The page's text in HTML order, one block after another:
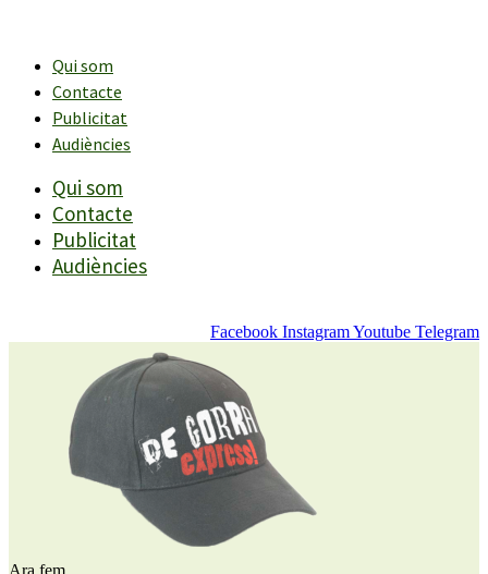
contingutQui som
Contacte
Publicitat
Audiències
Qui som
Contacte
Publicitat
Audiències
Facebook InstagramYoutube Telegram
Ara fem